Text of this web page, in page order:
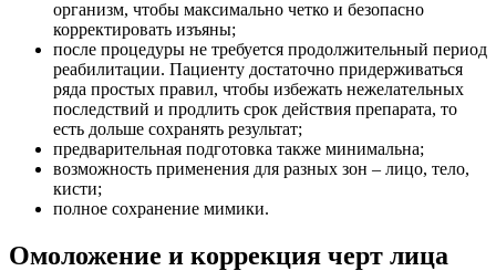
организм, чтобы максимально четко и безопасно
корректировать изъяны;
после процедуры не требуется продолжительный период
реабилитации. Пациенту достаточно придерживаться
ряда простых правил, чтобы избежать нежелательных
последствий и продлить срок действия препарата, то
есть дольше сохранять результат;
предварительная подготовка также минимальна;
возможность применения для разных зон – лицо, тело,
кисти;
полное сохранение мимики.
Омоложение и коррекция черт лица